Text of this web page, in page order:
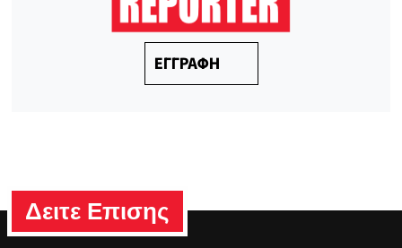
ΕΓΓΡΑΦΗ
Δειτε Επισης